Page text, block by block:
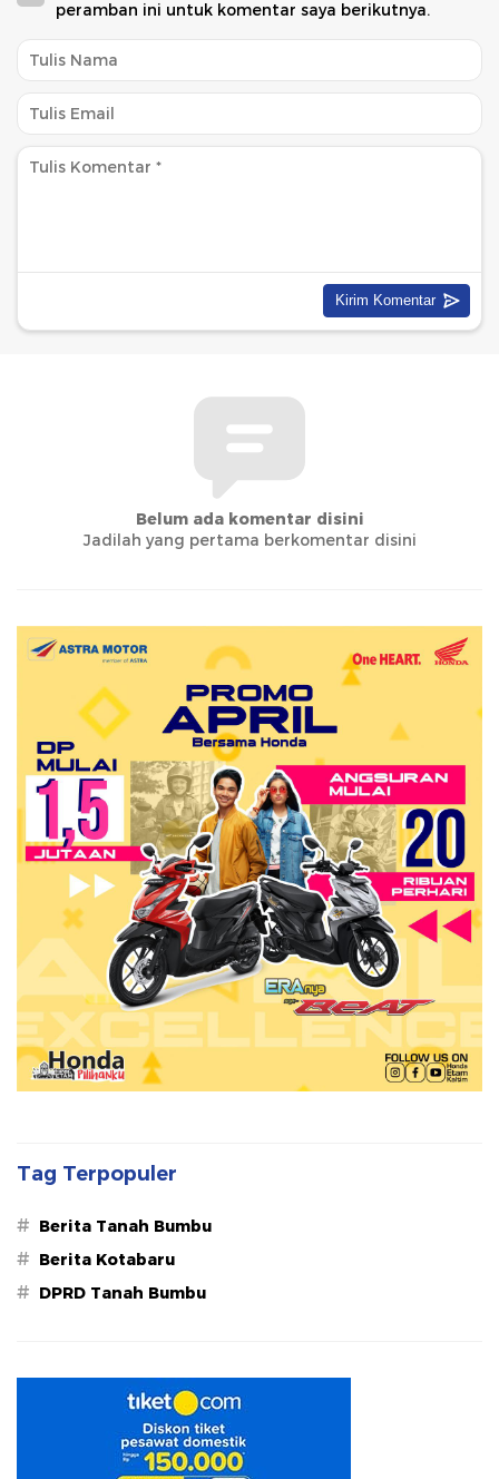
peramban ini untuk komentar saya berikutnya.
Belum ada komentar disini
Jadilah yang pertama berkomentar disini
Tag Terpopuler
# Berita Tanah Bumbu
# Berita Kotabaru
# DPRD Tanah Bumbu